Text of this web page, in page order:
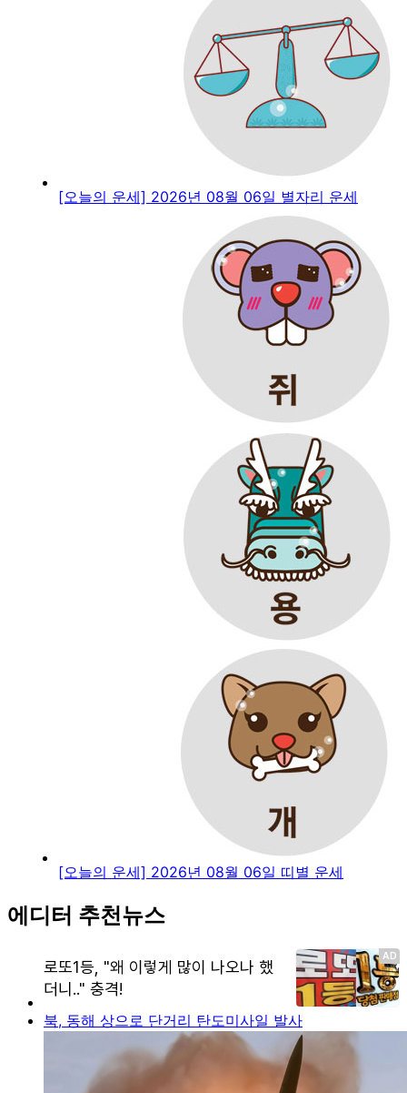
[오늘의 운세] 2026년 08월 06일 별자리 운세
[오늘의 운세] 2026년 08월 06일 띠별 운세
에디터 추천뉴스
북, 동해 상으로 단거리 탄도미사일 발사